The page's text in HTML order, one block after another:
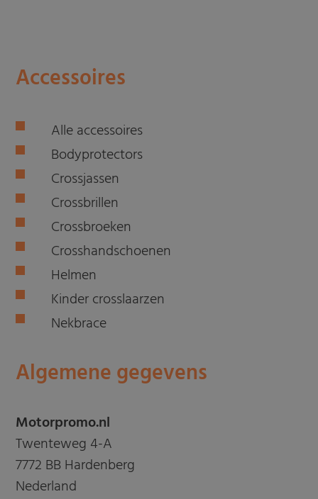
Accessoires
Alle accessoires
Bodyprotectors
Crossjassen
Crossbrillen
Crossbroeken
Crosshandschoenen
Helmen
Kinder crosslaarzen
Nekbrace
Algemene gegevens
Motorpromo.nl
Twenteweg 4-A
7772 BB Hardenberg
Nederland